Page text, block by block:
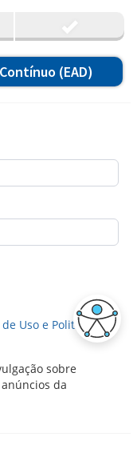
(EAD)
Uso e Politica de
sobre
da